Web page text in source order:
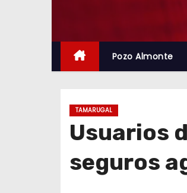
Pozo Almonte
TAMARUGAL
Usuarios
seguros